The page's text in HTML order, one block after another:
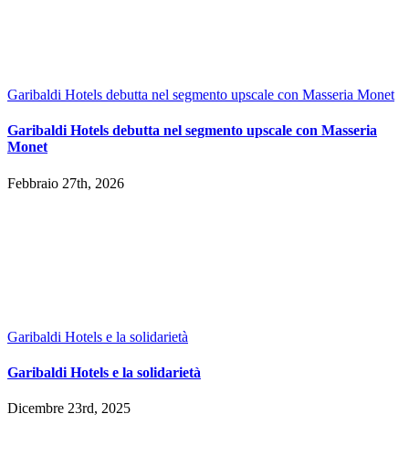
Garibaldi Hotels debutta nel segmento upscale con Masseria Monet
Garibaldi Hotels debutta nel segmento upscale con Masseria
Monet
Febbraio 27th, 2026
Garibaldi Hotels e la solidarietà
Garibaldi Hotels e la solidarietà
Dicembre 23rd, 2025